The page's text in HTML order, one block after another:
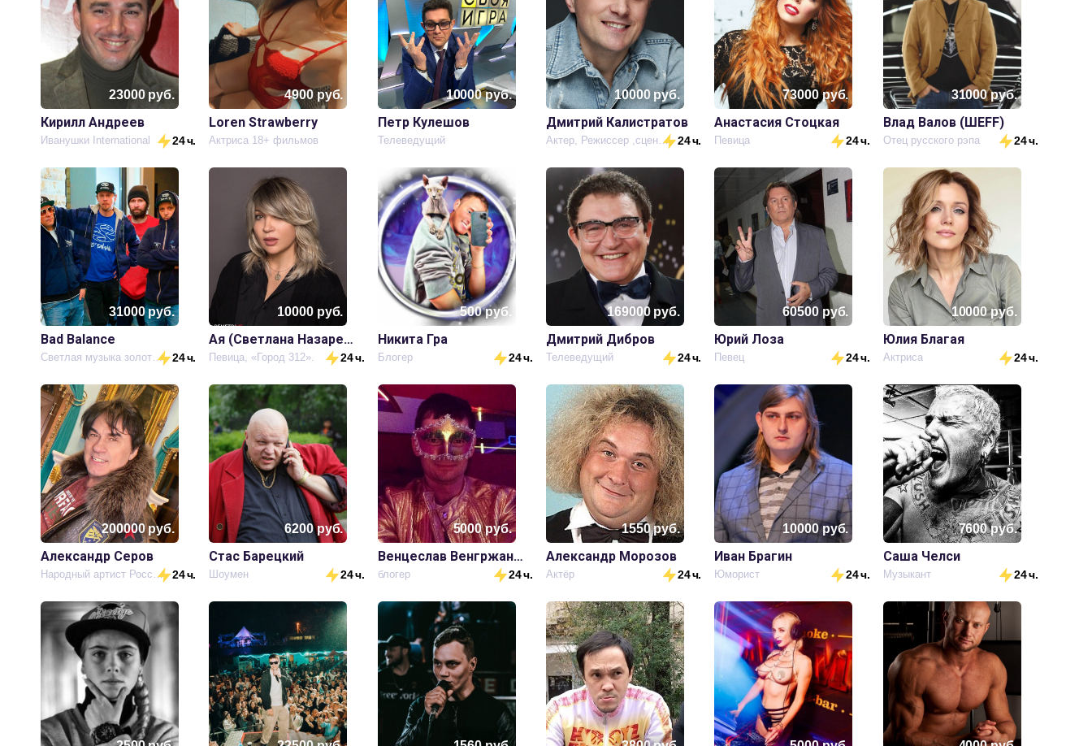
23000руб.
Кирилл Андреев
Иванушки International 24 ч.
4900руб.
Loren Strawberry
Актриса 18+ фильмов
10000руб.
Петр Кулешов
Телеведущий
10000руб.
Дмитрий Калистратов
Актер, Режиссер ,сценарист.продюсер 24 ч.
73000руб.
Анастасия Стоцкая
Певица 24 ч.
31000руб.
Влад Валов (ШЕFF)
Отец русского рэпа 24 ч.
31000руб.
Bad Balance
Светлая музыка золотистого песка... 24 ч.
10000руб.
Ая (Светлана Назаренко)
Певица, «Город 312». 24 ч.
500руб.
Никита Гра
Блогер 24 ч.
169000руб.
Дмитрий Дибров
Телеведущий 24 ч.
60500руб.
Юрий Лоза
Певец 24 ч.
10000руб.
Юлия Благая
Актриса 24 ч.
200000руб.
Александр Серов
Народный артист России 24 ч.
6200руб.
Стас Барецкий
Шоумен 24 ч.
5000руб.
Венцеслав Венгржановский
блогер 24 ч.
1550руб.
Александр Морозов
Актёр 24 ч.
10000руб.
Иван Брагин
Юморист 24 ч.
7600руб.
Саша Челси
Музыкант 24 ч.